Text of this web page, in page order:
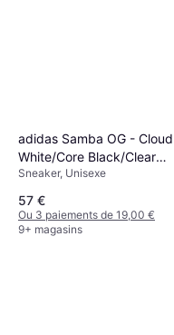
adidas Samba OG - Cloud
White/Core Black/Clear
Granite
Sneaker, Unisexe
57 €
Ou 3 paiements de 19,00 €
9+ magasins